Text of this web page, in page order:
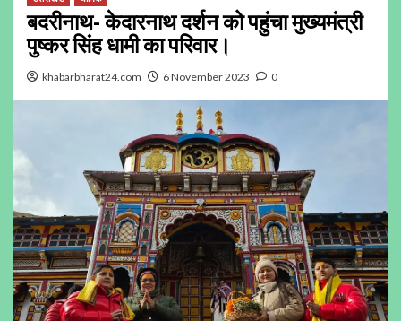
बदरीनाथ- केदारनाथ दर्शन को पहुंचा मुख्यमंत्री
पुष्कर सिंह धामी का परिवार।
khabarbharat24.com 6 November 2023 0